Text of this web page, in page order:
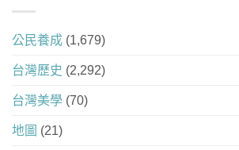
公民養成 (1,679)
台灣歷史 (2,292)
台灣美學 (70)
地圖 (21)